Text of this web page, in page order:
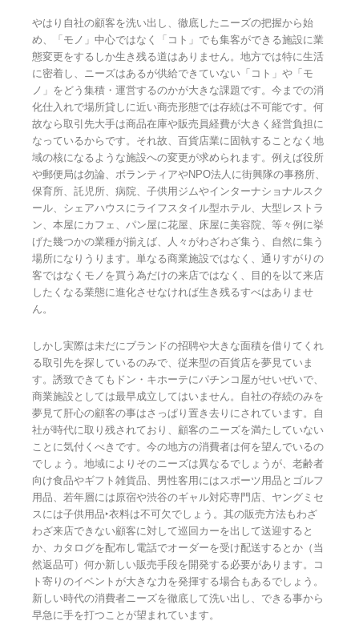
やはり自社の顧客を洗い出し、徹底したニーズの把握から始
め、「モノ」中心ではなく「コト」でも集客ができる施設に業
態変更をするしか生き残る道はありません。地方では特に生活
に密着し、ニーズはあるが供給できていない「コト」や「モ
ノ」をどう集積・運営するのかが大きな課題です。今までの消
化仕入れで場所貸しに近い商売形態では存続は不可能です。何
故なら取引先大手は商品在庫や販売員経費が大きく経営負担に
なっているからです。それ故、百貨店業に固執することなく地
域の核になるような施設への変更が求められます。例えば役所
や郵便局は勿論、ボランティアやNPO法人に街興隊の事務所、
保育所、託児所、病院、子供用ジムやインターナショナルスク
ール、シェアハウスにライフスタイル型ホテル、大型レストラ
ン、本屋にカフェ、パン屋に花屋、床屋に美容院、等々例に挙
げた幾つかの業種が揃えば、人々がわざわざ集う、自然に集う
場所になりうります。単なる商業施設ではなく、通りすがりの
客ではなくモノを買う為だけの来店ではなく、目的を以て来店
したくなる業態に進化させなければ生き残るすべはありませ
ん。
しかし実際は未だにブランドの招聘や大きな面積を借りてくれ
る取引先を探しているのみで、従来型の百貨店を夢見ていま
す。誘致できてもドン・キホーテにパチンコ屋がせいぜいで、
商業施設としては最早成立してはいません。自社の存続のみを
夢見て肝心の顧客の事はさっぱり置き去りにされています。自
社が時代に取り残されており、顧客のニーズを満たしていない
ことに気付くべきです。今の地方の消費者は何を望んでいるの
でしょう。地域によりそのニーズは異なるでしょうが、老齢者
向け食品やギフト雑貨品、男性客用にはスポーツ用品とゴルフ
用品、若年層には原宿や渋谷のギャル対応専門店、ヤングミセ
スには子供用品‣衣料は不可欠でしょう。其の販売方法もわざ
わざ来店できない顧客に対して巡回カーを出して送迎すると
か、カタログを配布し電話でオーダーを受け配送するとか（当
然返品可）何か新しい販売手段を開発する必要があります。コ
ト寄りのイベントが大きな力を発揮する場合もあるでしょう。
新しい時代の消費者ニーズを徹底して洗い出し、できる事から
早急に手を打つことが望まれています。